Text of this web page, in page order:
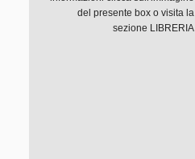
del presente box o visita la
sezione LIBRERIA